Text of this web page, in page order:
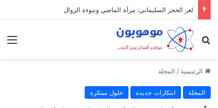
لغز الحجر السليماني: مرآة الماضي ونبوءة الزوال
بحث عن
الرئيسية / المجلة
المجلة ابتكارات جديده حلول مبتكرة